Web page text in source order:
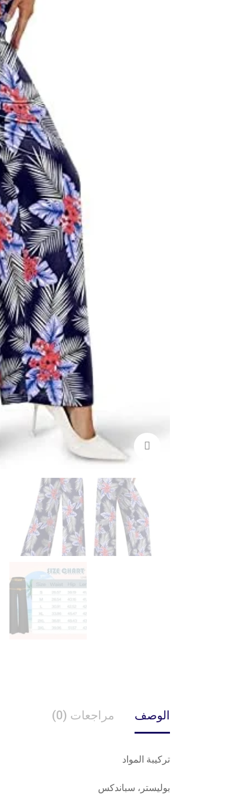
الوصف مراجعات (0)
تركيبة المواد
بوليستر، سباندكس